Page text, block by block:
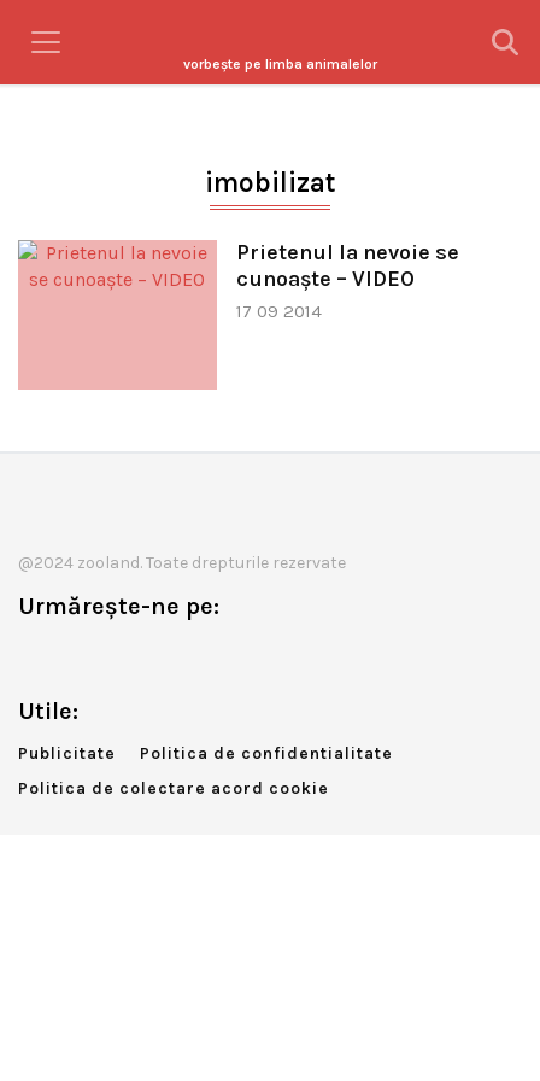
vorbeşte pe limba animalelor
imobilizat
Prietenul la nevoie se
cunoaşte – VIDEO
17 09 2014
@2024 zooland. Toate drepturile rezervate
Urmărește-ne pe:
Utile:
Publicitate
Politica de confidentialitate
Politica de colectare acord cookie